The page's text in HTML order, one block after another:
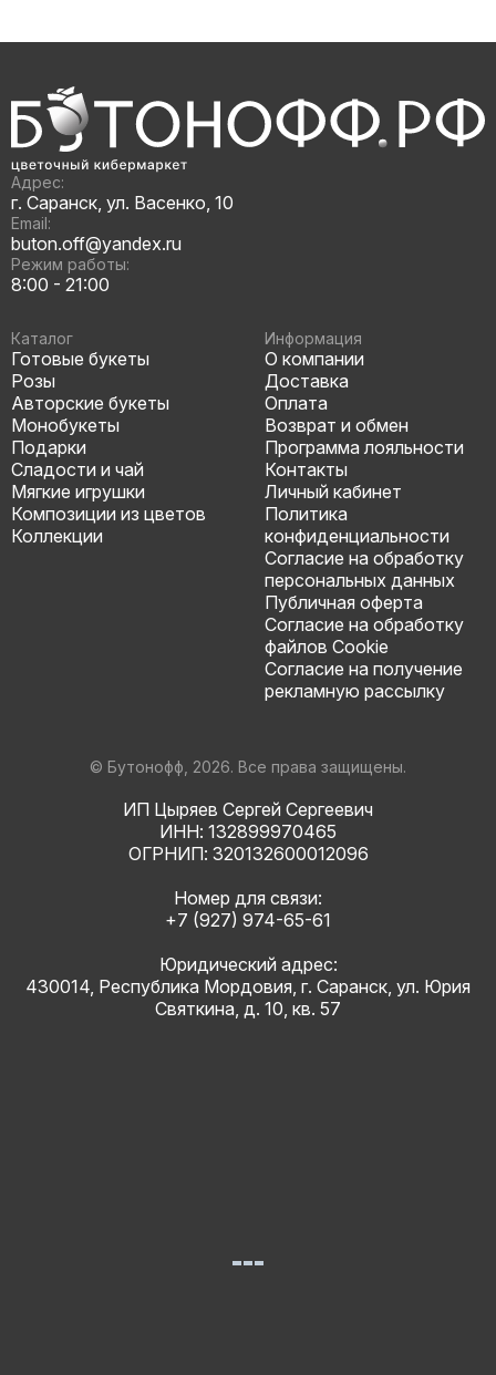
Адрес:
г. Саранск, ул. Васенко, 10
Email:
buton.off@yandex.ru
Режим работы:
8:00 - 21:00
Каталог
Готовые букеты
Розы
Авторские букеты
Монобукеты
Подарки
Сладости и чай
Мягкие игрушки
Композиции из цветов
Коллекции
Информация
О компании
Доставка
Оплата
Возврат и обмен
Программа лояльности
Контакты
Личный кабинет
Политика
конфиденциальности
Согласие на обработку
персональных данных
Публичная оферта
Согласие на обработку
файлов Cookie
Согласие на получение
рекламную рассылку
© Бутонофф, 2026. Все права защищены.
ИП Цыряев Сергей Сергеевич
ИНН: 132899970465
ОГРНИП: 320132600012096
Номер для связи:
+7 (927) 974-65-61
Юридический адрес:
430014, Республика Мордовия, г. Саранск, ул. Юрия
Святкина, д. 10, кв. 57